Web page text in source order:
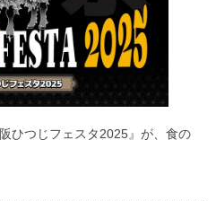
ひつじフェスタ2025』が、食の